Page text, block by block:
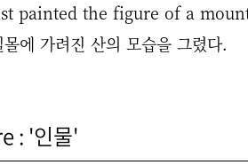
painted the figure of a
에 가려진 산의 모습을 그렸다.
: '인물'